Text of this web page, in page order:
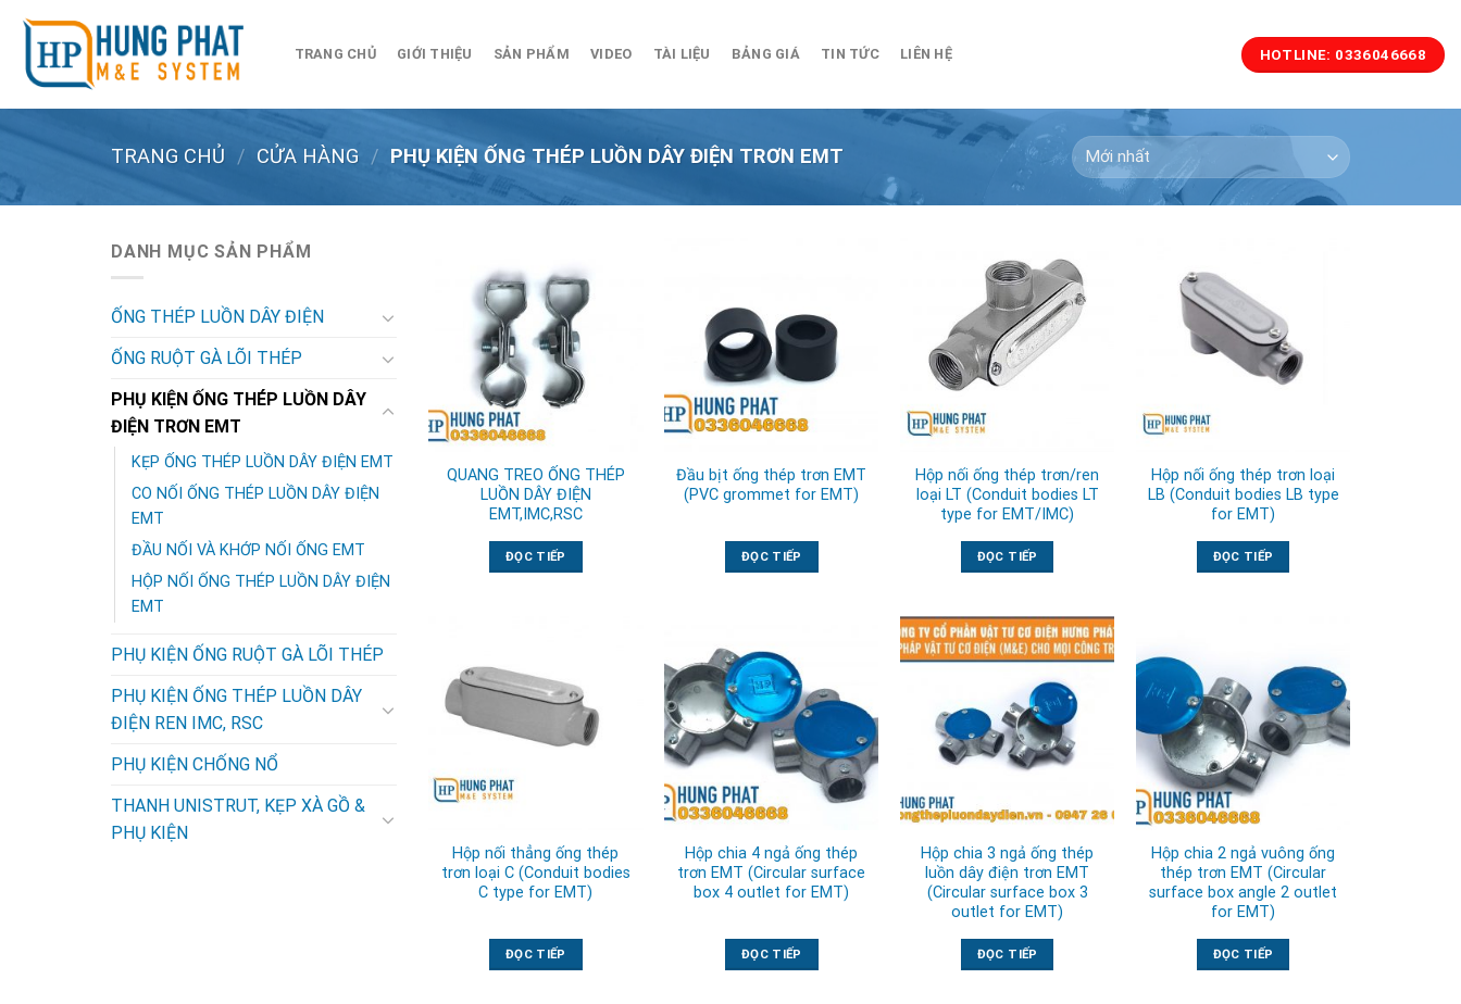
Skip
content
TRANG CHỦ GIỚI THIỆU SẢN PHẨM VIDEO TÀI LIỆU BẢNG GIÁ TIN TỨC LIÊN HỆ HOTLINE: 0336046668
TRANG CHỦ / CỬA HÀNG / PHỤ KIỆN ỐNG THÉP LUỒN DÂY ĐIỆN TRƠN EMT
DANH MỤC SẢN PHẨM
ỐNG THÉP LUỒN DÂY ĐIỆN
ỐNG RUỘT GÀ LÕI THÉP
PHỤ KIỆN ỐNG THÉP LUỒN DÂY
ĐIỆN TRƠN EMT
KẸP ỐNG THÉP LUỒN DÂY ĐIỆN EMT
CO NỐI ỐNG THÉP LUỒN DÂY ĐIỆN
EMT
ĐẦU NỐI VÀ KHỚP NỐI ỐNG EMT
HỘP NỐI ỐNG THÉP LUỒN DÂY ĐIỆN
EMT
PHỤ KIỆN ỐNG RUỘT GÀ LÕI THÉP
PHỤ KIỆN ỐNG THÉP LUỒN DÂY
ĐIỆN REN IMC, RSC
PHỤ KIỆN CHỐNG NỔ
THANH UNISTRUT, KẸP XÀ GỒ &
PHỤ KIỆN
QUANG TREO ỐNG THÉP
LUỒN DÂY ĐIỆN
EMT,IMC,RSC
ĐỌC TIẾP
Đầu bịt ống thép trơn EMT
(PVC grommet for EMT)
ĐỌC TIẾP
Hộp nối ống thép trơn/ren
loại LT (Conduit bodies LT
type for EMT/IMC)
ĐỌC TIẾP
Hộp nối ống thép trơn loại
LB (Conduit bodies LB type
for EMT)
ĐỌC TIẾP
Hộp nối thẳng ống thép
trơn loại C (Conduit bodies
C type for EMT)
ĐỌC TIẾP
Hộp chia 4 ngả ống thép
trơn EMT (Circular surface
box 4 outlet for EMT)
ĐỌC TIẾP
Hộp chia 3 ngả ống thép
luồn dây điện trơn EMT
(Circular surface box 3
outlet for EMT)
ĐỌC TIẾP
Hộp chia 2 ngả vuông ống
thép trơn EMT (Circular
surface box angle 2 outlet
for EMT)
ĐỌC TIẾP